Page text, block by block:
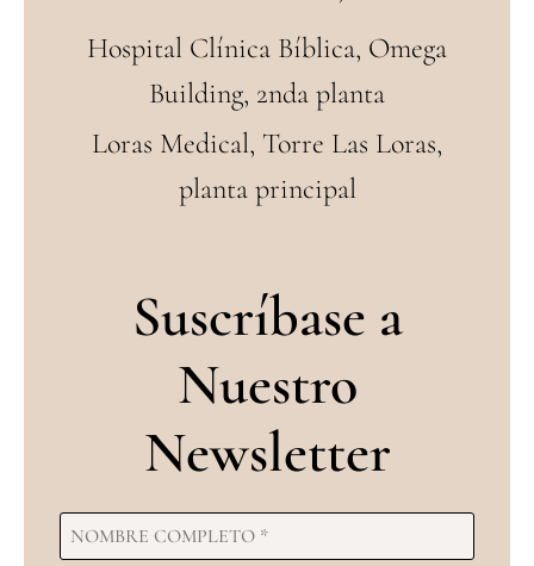
Hospital Clínica Bíblica, Omega
Building, 2nda planta
Loras Medical, Torre Las Loras,
planta principal
Suscríbase a
Nuestro
Newsletter